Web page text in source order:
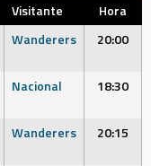
Visitante
Hora
Wanderers 20:00
Nacional 18:30
Wanderers 20:15